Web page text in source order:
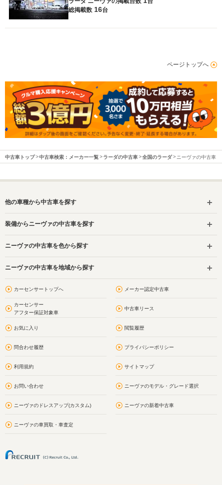
総掲載数 16台
ページトップへ
中古車トップ 中古車検索：メーカー一覧 ラーダの中古車 全国のラーダ ニーヴァの中古車
他の車種から中古車を探す
装備からニーヴァの中古車を探す
ニーヴァの中古車を色から探す
ニーヴァの中古車を地域から探す
カーセンサートップへ メーカー認定中古車
カーセンサー
アフター保証対象車
中古車リース
お気に入り 閲覧履歴
問合わせ履歴 プライバシーポリシー
利用規約 サイトマップ
お問い合わせ ニーヴァのモデル・グレード選択
ニーヴァのドレスアップ(カスタム) ニーヴァの新着中古車
ニーヴァの車買取・車査定